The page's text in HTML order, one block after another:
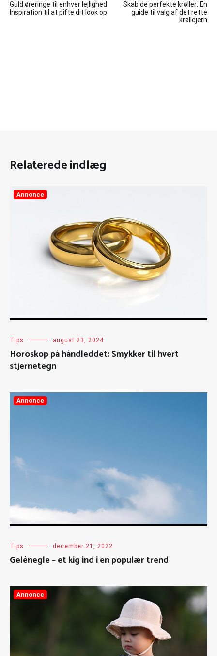
Guld øreringe til enhver lejlighed:
Inspiration til at pifte dit look op
Skab de perfekte krøller: En
guide til valg af det rette
krøllejern
Relaterede indlæg
Annonce
Tips august 23, 2024
Horoskop på håndleddet: Smykker til hvert
stjernetegn
Annonce
Tips december 21, 2022
Gelénegle – et kig ind i en populær trend
Annonce